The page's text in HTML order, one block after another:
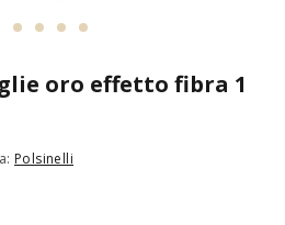
oro effetto fibra 1
Polsinelli